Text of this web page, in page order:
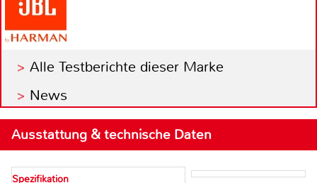
Alle Testberichte dieser Marke
News
Ausstattung & technische Daten
Spezifikation